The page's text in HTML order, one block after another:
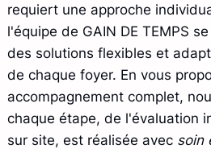
requiert une approche
l'équipe de GAIN DE TEMPS
des solutions flexibles et
de chaque foyer. En vous
accompagnement complet,
chaque étape, de l'évaluation
sur site, est réalisée avec soin